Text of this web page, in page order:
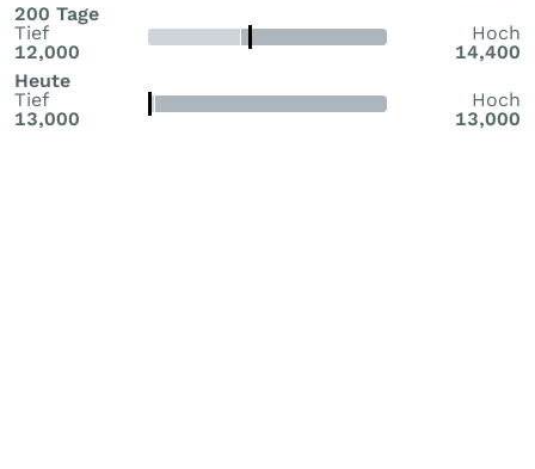
200 Tage
Tief
12,000
Hoch
14,400
Heute
Tief
13,000
Hoch
13,000